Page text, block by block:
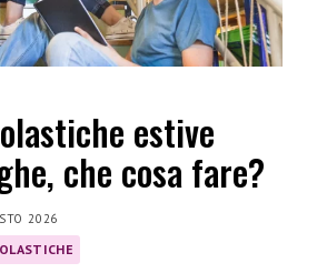
estive
che cosa fare?
2026